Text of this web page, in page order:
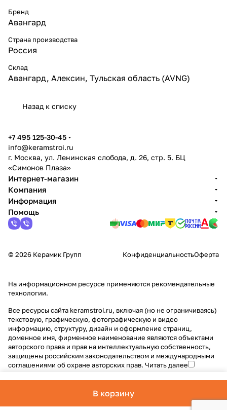
Бренд
Авангард
Страна производства
Россия
Склад
Авангард, Алексин, Тульская область (AVNG)
Назад к списку
В корзину
+7 495 125-30-45
info@keramstroi.ru
г. Москва, ул. Ленинская слобода, д. 26, стр. 5. БЦ
«Симонов Плаза»
Интернет-магазин
Компания
Информация
Помощь
© 2026 Керамик Групп КонфиденциальностьОферта
На информационном ресурсе применяются рекомендательные
технологии.
Все ресурсы сайта keramstroi.ru, включая (но не ограничиваясь)
текстовую, графическую, фотографическую и видео
информацию, структуру, дизайн и оформление страниц,
доменное имя, фирменное наименование являются объектами
авторского права и прав на интеллектуальную собственность,
защищены российским законодательством и международными
соглашениями об охране авторских прав. Читать далее